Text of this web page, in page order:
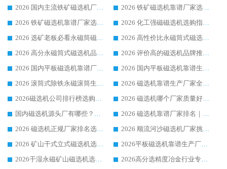
2026 国内主流铁矿磁选机厂家选购指南|行业口碑好品牌推荐，领域强者华体会手机网页版-华体会(中国)
2026 铁矿磁选机靠谱厂家选购全攻略 行业标杆华体会手机网页版-华体会(中国) 设备性价比出众
2026 铁矿磁选机靠谱厂家选购指南，领域强者华体会手机网页版-华体会(中国) 铁矿磁选机性价比高
2026 化工强磁磁选机选购指南 5 家行业口碑靠谱厂家领域强者推荐
2026 选矿老板必看永磁筒磁选机推荐 行业头部品牌口碑设备选购全攻略
2026 高性价比永磁筒式磁选机品牌盘点 行业强者口碑实测选购完整指南
2026 高分永磁筒式磁选机品牌推荐 选矿设备强者对比测评采购避坑全攻略
2026 评价高的磁选机品牌推荐选购指南，永磁筒式磁选机设备领域强者全景行业口碑解析
2026 国内平板磁选机靠谱厂家排名 行业实测口碑设备按需选购全指南
2026 国内平板磁选机靠谱生产厂家推荐排名|行业口碑选购指南，领域强者按需选设备
2026 滚筒式除铁永磁滚筒生产厂家推荐排名|行业口碑选购指南，领域强者源头厂商精选
2026 磁选机靠谱生产厂家全梳理 分场景选型行业头部品牌选购参考攻略
2026磁选机公司排行榜选购指南|正规源头厂家推荐，领域强者高性价比靠谱信赖品牌
2026 磁选机哪个厂家质量好？十大靠谱磁电企业排名选购指南
国内磁选机源头厂有哪些？2026 综合实力排名与采购避坑技巧
2026 磁选机靠谱厂家排名｜华体会手机网页版-华体会(中国) 高性价比磁选机磁电品牌
2026 磁选机正规厂家排名选购指南|行业口碑信赖品牌推荐性价比高靠谱磁电企业
2026 顺流河沙磁选机厂家挑选攻略 | 业内口碑龙头企业高性价比品牌推荐
2026 矿山干式立式磁选机选型攻略 梳理深耕磁电装备多年靠谱生产厂商
2026平板磁选机靠谱生产厂家选购指南 行业口碑良好品牌推荐 磁电领域实力强者
2026干湿永磁矿山磁选机选型攻略 优质生产厂家排名 选矿领域高口碑品牌推荐指南
2026高分选精度冶金行业专用磁选机生产厂家,干湿式磁选机源头供应商推荐